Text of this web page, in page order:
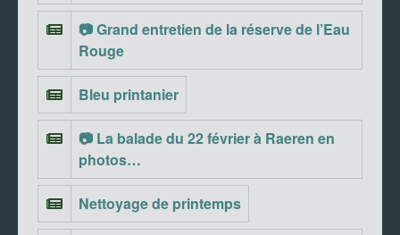
📷 Grand entretien de la réserve de l’Eau
Rouge
Bleu printanier
📷 La balade du 22 février à Raeren en
photos…
Nettoyage de printemps